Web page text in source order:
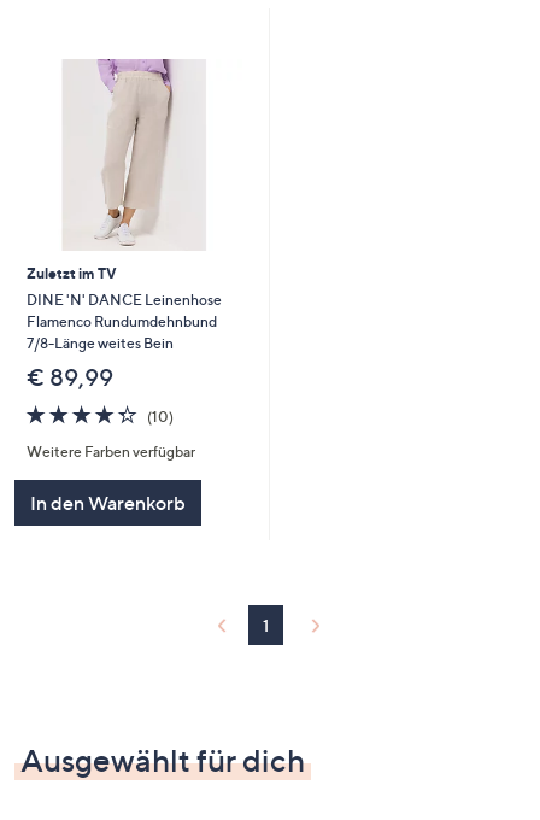
Touch-
diese
anzuzeigen.
Zuletzt im TV
DINE 'N' DANCE Leinenhose
Flamenco Rundumdehnbund
7/8-Länge weites Bein
€ 89,99
4.3
von
5
(10)10
Weitere Farben verfügbar
In den Warenkorb
1
Ausgewählt für dich